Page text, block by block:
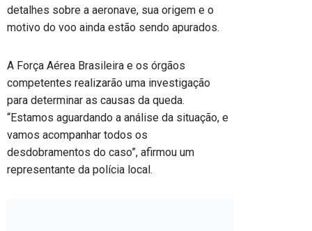
detalhes sobre a aeronave, sua origem e o
motivo do voo ainda estão sendo apurados.
A Força Aérea Brasileira e os órgãos
competentes realizarão uma investigação
para determinar as causas da queda.
“Estamos aguardando a análise da situação, e
vamos acompanhar todos os
desdobramentos do caso”, afirmou um
representante da polícia local.